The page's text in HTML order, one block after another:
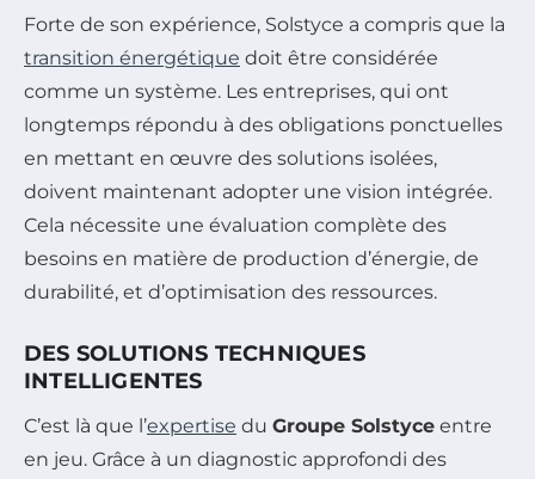
Forte de son expérience, Solstyce a compris que la
transition énergétique doit être considérée
comme un système. Les entreprises, qui ont
longtemps répondu à des obligations ponctuelles
en mettant en œuvre des solutions isolées,
doivent maintenant adopter une vision intégrée.
Cela nécessite une évaluation complète des
besoins en matière de production d’énergie, de
durabilité, et d’optimisation des ressources.
DES SOLUTIONS TECHNIQUES
INTELLIGENTES
C’est là que l’expertise du Groupe Solstyce entre
en jeu. Grâce à un diagnostic approfondi des